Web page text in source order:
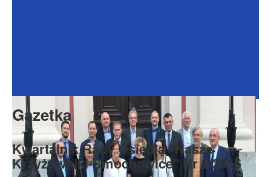
Rada Seniorów
Gazetka
Kwartalnik Rady Osiedla "Nasze
Krzyżowniki-Smochowice" Nr 2/2016